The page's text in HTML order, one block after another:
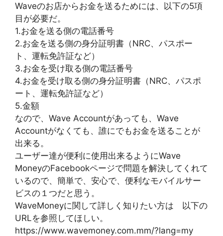
Waveのお店からお金を送るためには、以下の5項
目が必要だ。
1.お金を送る側の電話番号
2.お金を送る側の身分証明書（NRC、パスポー
ト、運転免許証など）
3.お金を受け取る側の電話番号
4.お金を受け取る側の身分証明書（NRC、パスポ
ート、運転免許証など）
5.金額
なので、Wave Accountがあっても、Wave
Accountがなくても、誰にでもお金を送ることが
出来る。
ユーザー達が便利に使用出来るようにWave
MoneyのFacebookページで問題を解決してくれて
いるので、簡単で、安心で、便利なモバイルサー
ビスの１つだと思う。
WaveMoneyに関して詳しく知りたい方は 以下の
URLを参照してほしい。
https://www.wavemoney.com.mm/?lang=my